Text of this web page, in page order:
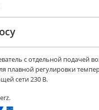
с отдельной подачей
плавной регулировки
сети 230 В.